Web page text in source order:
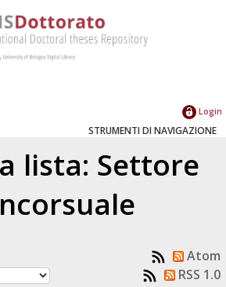
Login
STRUMENTI DI NAVIGAZIONE
lista: Settore
Atom
RSS 1.0